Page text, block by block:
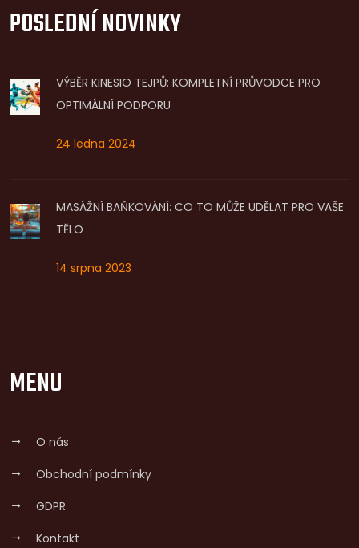
POSLEDNÍ NOVINKY
VÝBĚR KINESIO TEJPŮ: KOMPLETNÍ PRŮVODCE PRO
OPTIMÁLNÍ PODPORU
24 ledna 2024
MASÁŽNÍ BAŇKOVÁNÍ: CO TO MŮŽE UDĚLAT PRO VAŠE
TĚLO
14 srpna 2023
MENU
O nás
Obchodní podmínky
GDPR
Kontakt